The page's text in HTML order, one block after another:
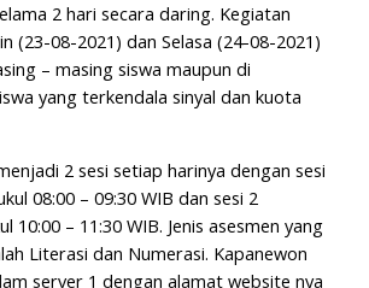
2 hari secara daring. Kegiatan
(23-08-2021) dan Selasa (24-08-2021)
– masing siswa maupun di
yang terkendala sinyal dan kuota
2 sesi setiap harinya dengan sesi
08:00 – 09:30 WIB dan sesi 2
10:00 – 11:30 WIB. Jenis asesmen yang
Literasi dan Numerasi. Kapanewon
server 1 dengan alamat website nya